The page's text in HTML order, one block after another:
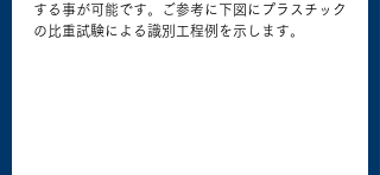
する事が可能です。ご参考に下図にプラスチック
の比重試験による識別工程例を示します。